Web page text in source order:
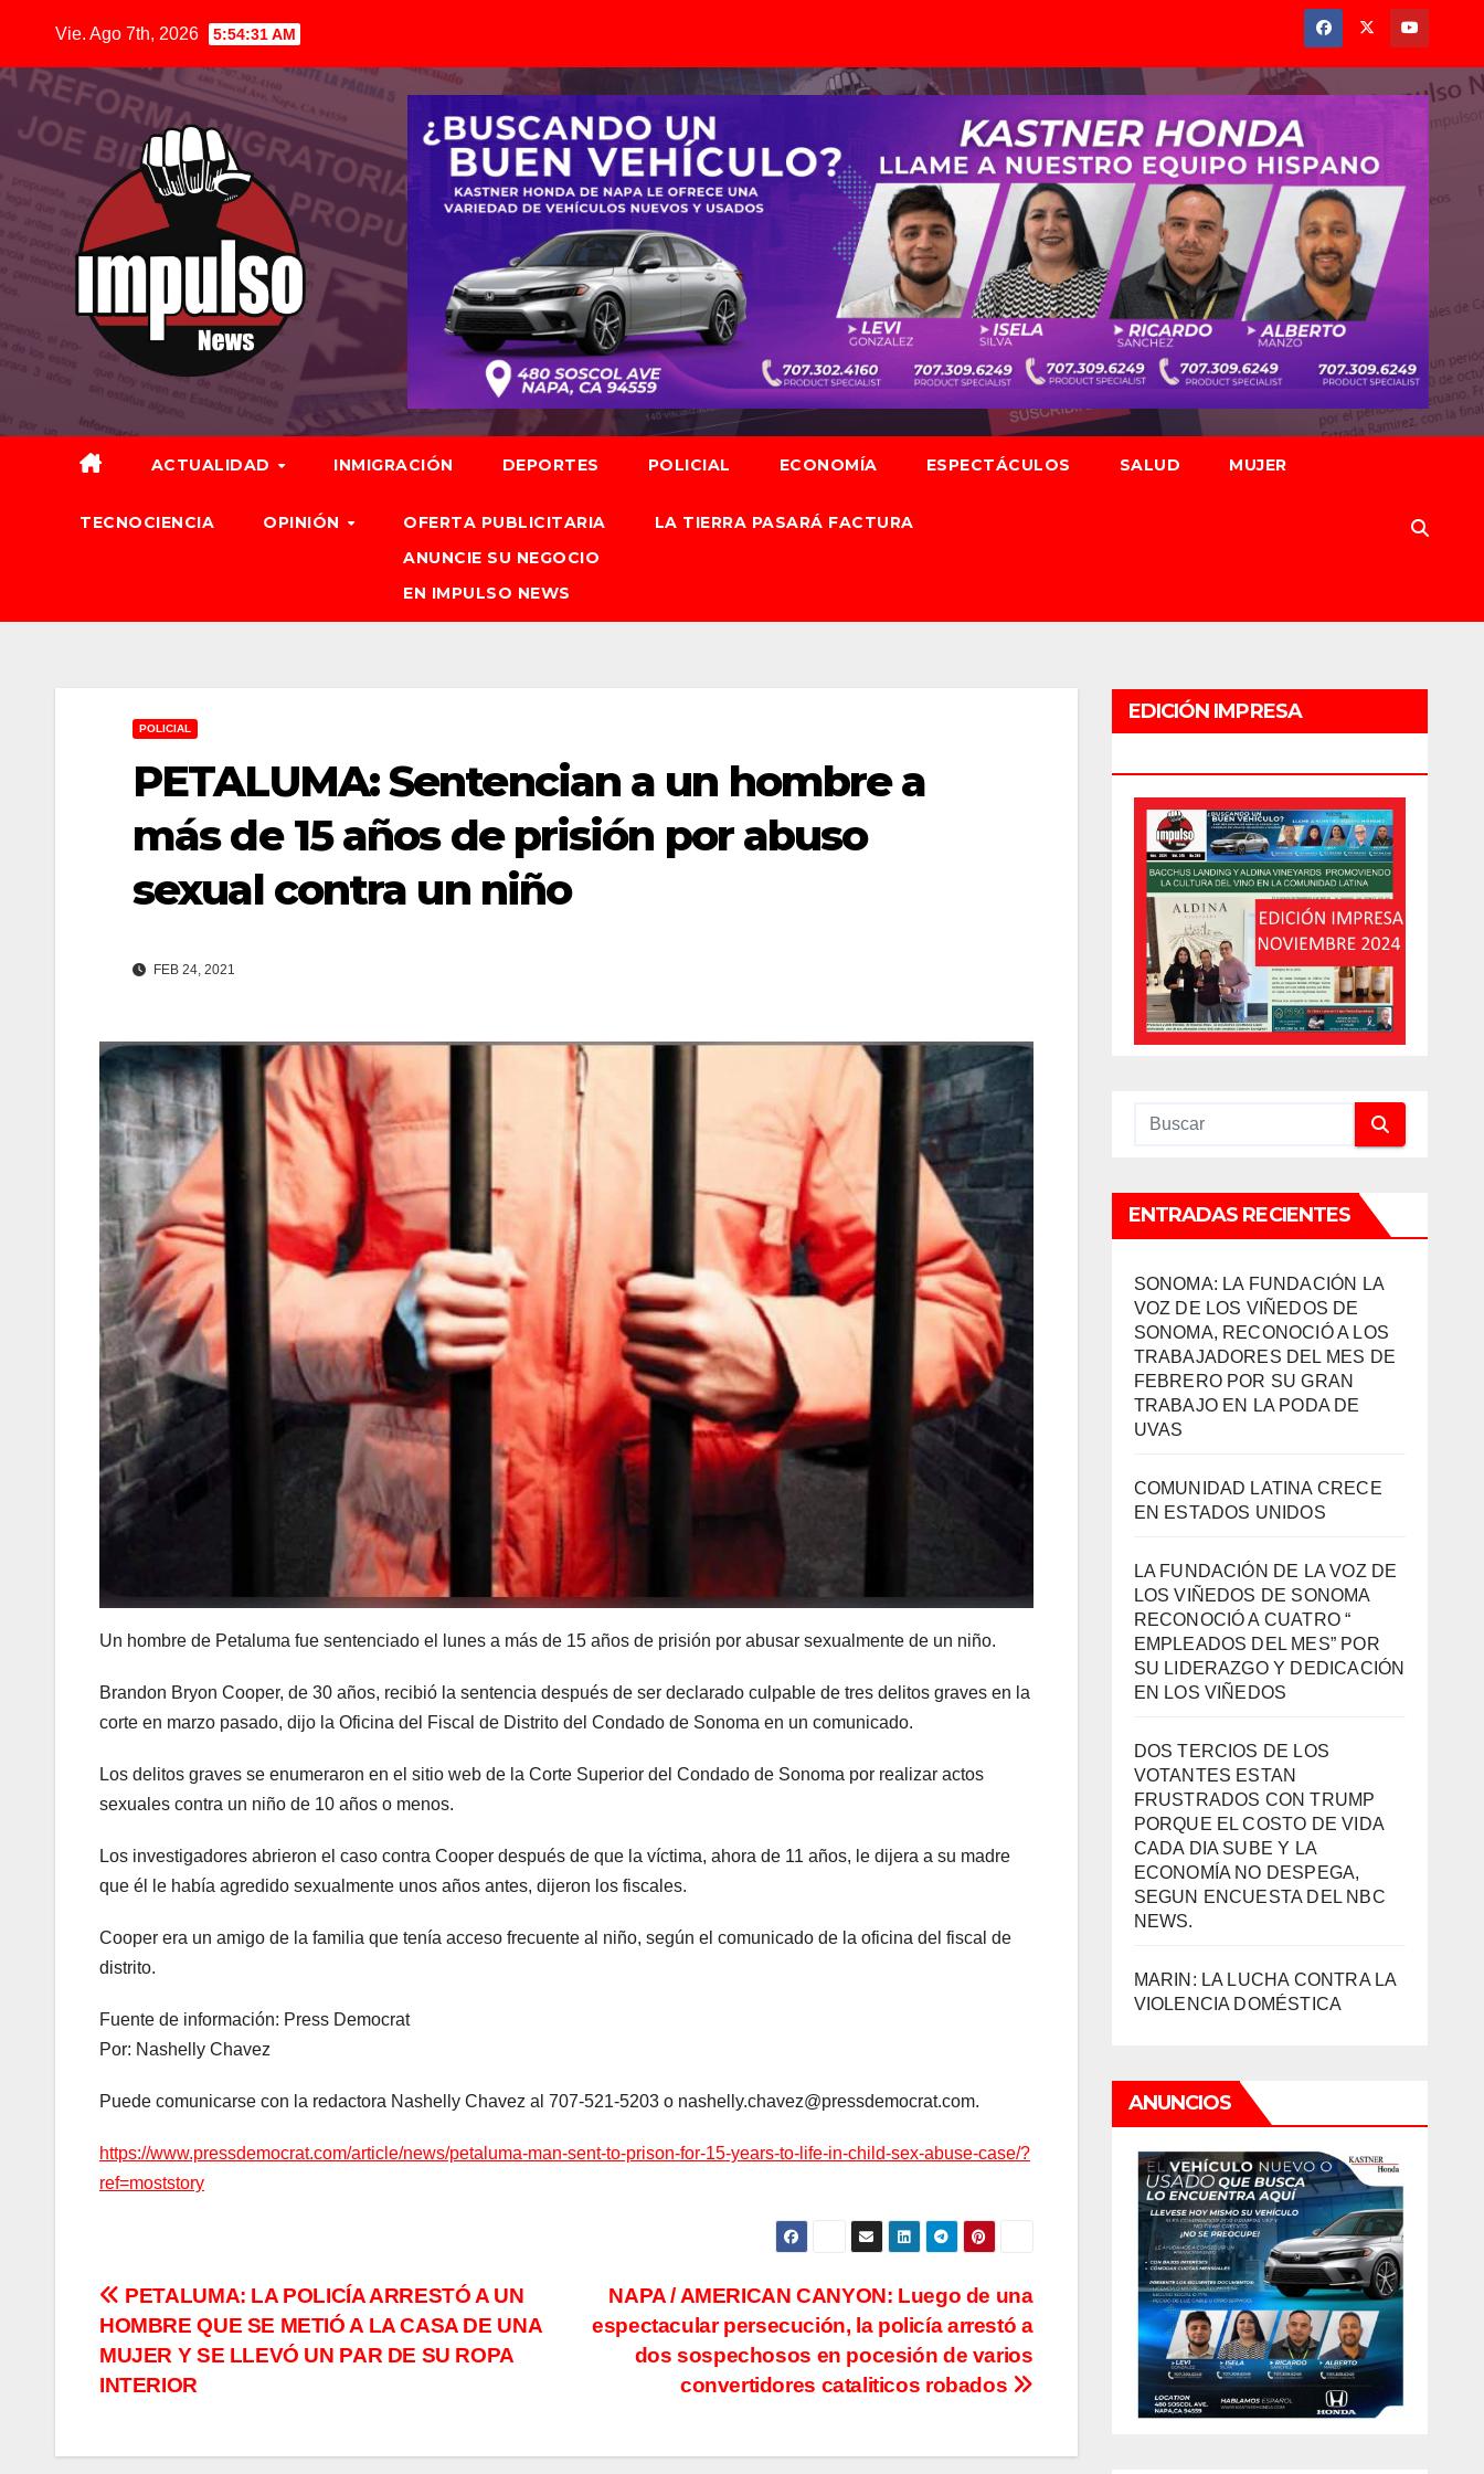
contenido
Vie. Ago 7th, 2026 5:54:32 AM
ACTUALIDAD INMIGRACIÓN DEPORTES POLICIAL ECONOMÍA ESPECTÁCULOS SALUD MUJER
TECNOCIENCIA OPINIÓN
OFERTA PUBLICITARIA
ANUNCIE SU NEGOCIO
EN IMPULSO NEWS
LA TIERRA PASARÁ FACTURA
POLICIAL
PETALUMA: Sentencian a un hombre a
más de 15 años de prisión por abuso
sexual contra un niño
FEB 24, 2021
Un hombre de Petaluma fue sentenciado el lunes a más de 15 años de prisión por abusar sexualmente de un niño.
Brandon Bryon Cooper, de 30 años, recibió la sentencia después de ser declarado culpable de tres delitos graves en la
corte en marzo pasado, dijo la Oficina del Fiscal de Distrito del Condado de Sonoma en un comunicado.
Los delitos graves se enumeraron en el sitio web de la Corte Superior del Condado de Sonoma por realizar actos
sexuales contra un niño de 10 años o menos.
Los investigadores abrieron el caso contra Cooper después de que la víctima, ahora de 11 años, le dijera a su madre
que él le había agredido sexualmente unos años antes, dijeron los fiscales.
Cooper era un amigo de la familia que tenía acceso frecuente al niño, según el comunicado de la oficina del fiscal de
distrito.
Fuente de información: Press Democrat
Por: Nashelly Chavez
Puede comunicarse con la redactora Nashelly Chavez al 707-521-5203 o nashelly.chavez@pressdemocrat.com.
https://www.pressdemocrat.com/article/news/petaluma-man-sent-to-prison-for-15-years-to-life-in-child-sex-abuse-case/?
ref=moststory
Navegación
de
entradas
NAPA / AMERICAN CANYON: Luego de una
espectacular persecución, la policía arrestó a
dos sospechosos en pocesión de varios
convertidores cataliticos robados
PETALUMA: LA POLICÍA ARRESTÓ A UN
HOMBRE QUE SE METIÓ A LA CASA DE UNA
MUJER Y SE LLEVÓ UN PAR DE SU ROPA
INTERIOR
EDICIÓN IMPRESA
ENTRADAS RECIENTES
SONOMA: LA FUNDACIÓN LA
VOZ DE LOS VIÑEDOS DE
SONOMA, RECONOCIÓ A LOS
TRABAJADORES DEL MES DE
FEBRERO POR SU GRAN
TRABAJO EN LA PODA DE
UVAS
COMUNIDAD LATINA CRECE
EN ESTADOS UNIDOS
LA FUNDACIÓN DE LA VOZ DE
LOS VIÑEDOS DE SONOMA
RECONOCIÓ A CUATRO “
EMPLEADOS DEL MES” POR
SU LIDERAZGO Y DEDICACIÓN
EN LOS VIÑEDOS
DOS TERCIOS DE LOS
VOTANTES ESTAN
FRUSTRADOS CON TRUMP
PORQUE EL COSTO DE VIDA
CADA DIA SUBE Y LA
ECONOMÍA NO DESPEGA,
SEGUN ENCUESTA DEL NBC
NEWS.
MARIN: LA LUCHA CONTRA LA
VIOLENCIA DOMÉSTICA
ANUNCIOS